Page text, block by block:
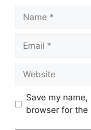
Name
Email
Website
Save my
browser for the